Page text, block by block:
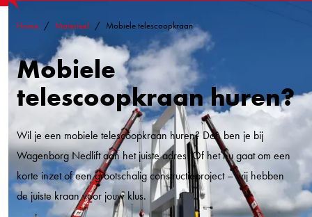
Home Materieel Mobiele telescoopkraan
Mobiele
telescoopkraan huren?
Wil je een mobiele telescoopkraan huren? Dan ben je bij
Wagenborg Nedlift aan het juiste adres! Of het nu gaat om een
korte inzet of een grootschalig constructieproject – wij hebben
de juiste kraan voor jouw klus.